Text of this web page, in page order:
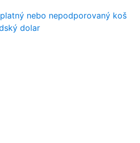
nebo nepodporovaný koš
dolar